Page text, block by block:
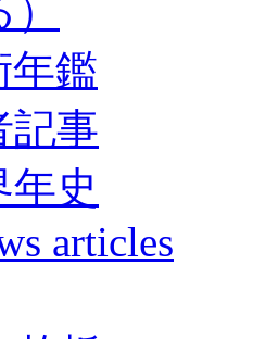
年鑑
記事
年史
articles